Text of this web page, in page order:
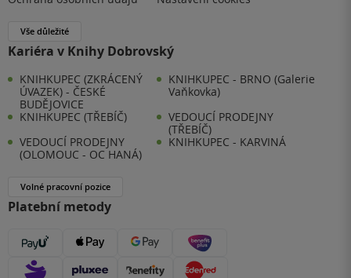
Vše důležité
Kariéra v Knihy Dobrovský
KNIHKUPEC (ZKRÁCENÝ
ÚVAZEK) - ČESKÉ
BUDĚJOVICE
KNIHKUPEC - BRNO (Galerie
Vaňkovka)
KNIHKUPEC (TŘEBÍČ)
VEDOUCÍ PRODEJNY
(TŘEBÍČ)
VEDOUCÍ PRODEJNY
(OLOMOUC - OC HANÁ)
KNIHKUPEC - KARVINÁ
Volné pracovní pozice
Platební metody